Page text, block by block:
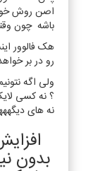
اصن روش خوبی
باشه چون وقتی
هک فالوور
رو در بر خواهد
ولی اگه نتونیم
؟ نه کسی لایک
نه های
بدون